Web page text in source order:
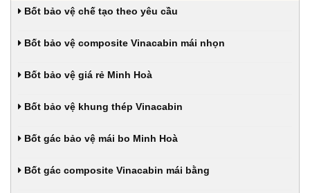
Bốt bảo vệ chế tạo theo yêu cầu
Bốt bảo vệ composite Vinacabin mái nhọn
Bốt bảo vệ giá rẻ Minh Hoà
Bốt bảo vệ khung thép Vinacabin
Bốt gác bảo vệ mái bo Minh Hoà
Bốt gác composite Vinacabin mái bằng